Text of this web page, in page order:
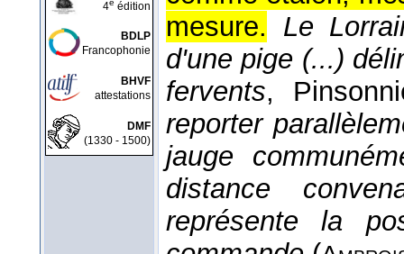
4e édition
BDLP
Francophonie
BHVF
attestations
DMF
(1330 - 1500)
mesure.
Le
d'une pige (...)
fervents,
reporter
jauge
distance
représente la